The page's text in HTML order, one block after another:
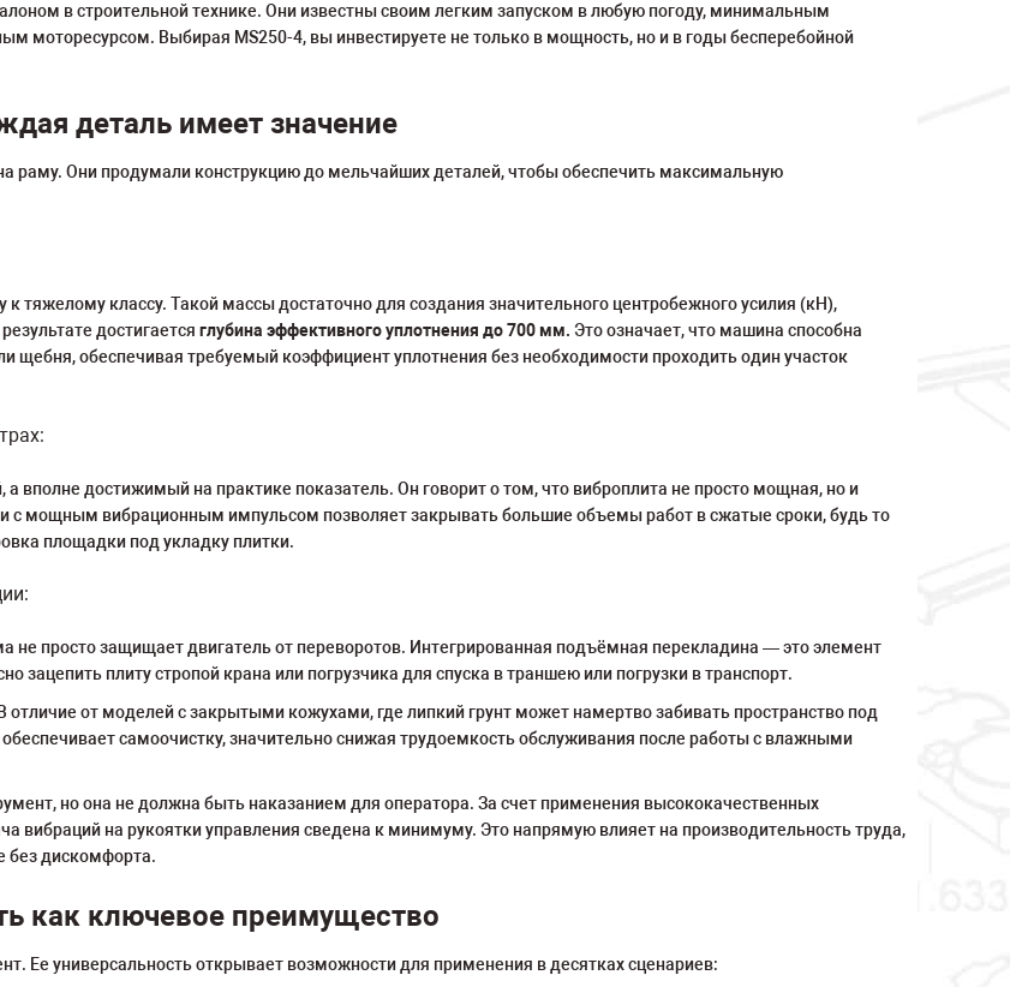
в строительной технике. Они известны своим легким запуском в любую погоду, минимальным
моторесурсом. Выбирая MS250-4, вы инвестируете не только в мощность, но и в годы бесперебойной
деталь имеет значение
раму. Они продумали конструкцию до мельчайших деталей, чтобы обеспечить максимальную
к тяжелому классу. Такой массы достаточно для создания значительного центробежного усилия (кН),
достигается глубина эффективного уплотнения до 700 мм. Это означает, что машина способна
щебня, обеспечивая требуемый коэффициент уплотнения без необходимости проходить один участок
а вполне достижимый на практике показатель. Он говорит о том, что виброплита не просто мощная, но и
с мощным вибрационным импульсом позволяет закрывать большие объемы работ в сжатые сроки, будь то
площадки под укладку плитки.
не просто защищает двигатель от переворотов. Интегрированная подъёмная перекладина — это элемент
плиту стропой крана или погрузчика для спуска в траншею или погрузки в транспорт.
В отличие от моделей с закрытыми кожухами, где липкий грунт может намертво забивать пространство под
самоочистку, значительно снижая трудоемкость обслуживания после работы с влажными
но она не должна быть наказанием для оператора. За счет применения высококачественных
вибраций на рукоятки управления сведена к минимуму. Это напрямую влияет на производительность труда,
без дискомфорта.
как ключевое преимущество
Ее универсальность открывает возможности для применения в десятках сценариев: